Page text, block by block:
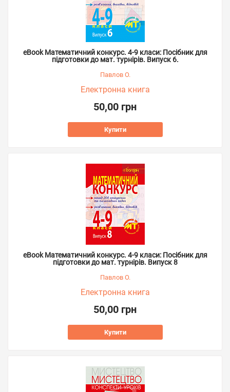
eBook Математичний конкурс. 4-9 класи: Посібник для
підготовки до мат. турнірів. Випуск 6.
Павлов О.
Електронна книга
50,00 грн
Купити
eBook Математичний конкурс. 4-9 класи: Посібник для
підготовки до мат. турнірів. Випуск 8
Павлов О.
Електронна книга
50,00 грн
Купити